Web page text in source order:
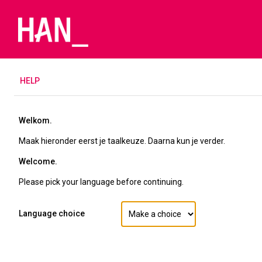
H ELP
Welkom.
Maak hieronder eerst je taalkeuze. Daarna kun je verder.
Welcome.
Please pick your language before continuing.
Language choice